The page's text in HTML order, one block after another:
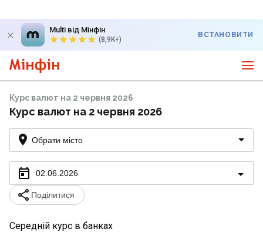
Multi від Мінфін
(8,9K+)
ВСТАНОВИТИ
Курс валют на 2 червня 2026
Курс валют на 2 червня 2026
Обрати місто
02.06.2026
Поділитися
Середній курс в банках